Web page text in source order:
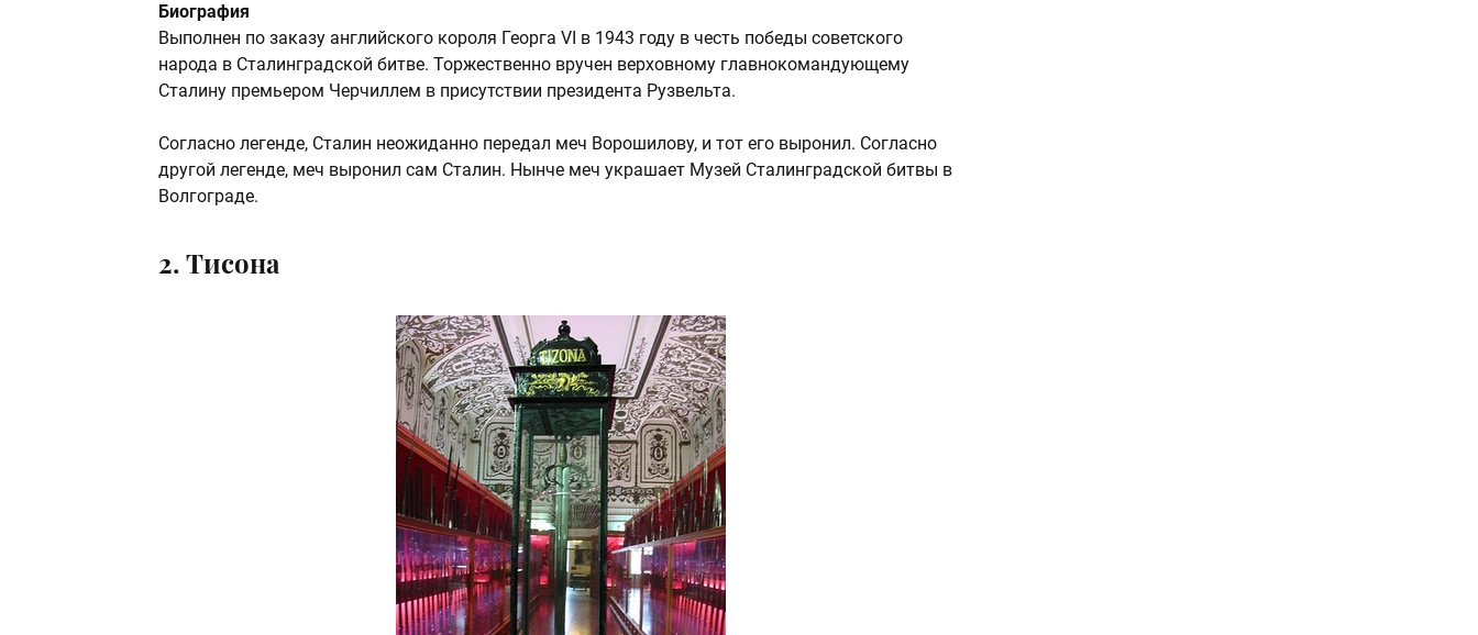
Биография
Выполнен по заказу английского короля Георга VI в 1943 году в честь победы советского
народа в Сталинградской битве. Торжественно вручен верховному главнокомандующему
Сталину премьером Черчиллем в присутствии президента Рузвельта.
Согласно легенде, Сталин неожиданно передал меч Ворошилову, и тот его выронил. Согласно
другой легенде, меч выронил сам Сталин. Нынче меч украшает Музей Сталинградской битвы в
Волгограде.
2. Тисона